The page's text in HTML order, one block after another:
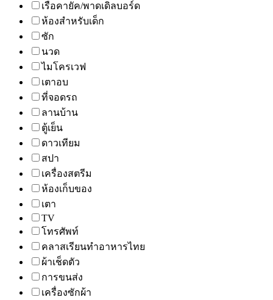
เรือคายัค/พาดเดิลบอร์ด
ห้องสำหรับเด็ก
ซัก
นวด
ไมโครเวฟ
เตาอบ
ที่จอดรถ
ลานบ้าน
ตู้เย็น
ดาวเทียม
สปา
เครื่องสตรีม
ห้องเก็บของ
เตา
TV
โทรศัพท์
คลาสเรียนทำอาหารไทย
ผ้าเช็ดตัว
การขนส่ง
เครื่องซักผ้า